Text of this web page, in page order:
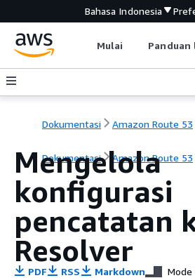
Bahasa Indonesia
Mulai Panduan
Dokumentasi Amazon Route 53
Dokumentasi Amazon Route 53
Mengelola
konfigurasi
pencatatan
Resolver
PDF RSS Markdown